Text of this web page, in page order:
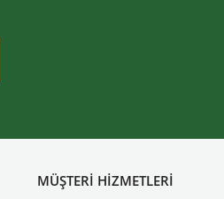
MÜŞTERİ HİZMETLERİ